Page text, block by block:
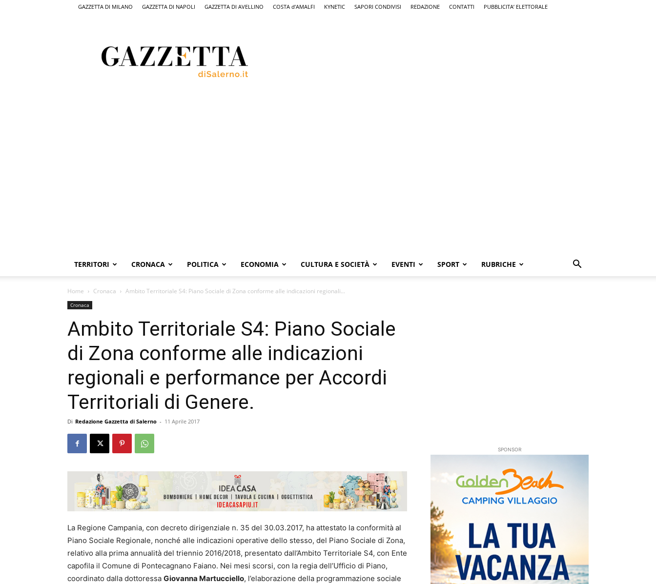
GAZZETTA DI MILANO GAZZETTA DI NAPOLI GAZZETTA DI AVELLINO COSTA d’AMALFI KYNETIC SAPORI CONDIVISI REDAZIONE CONTATTI PUBBLICITA’ ELETTORALE
Salerno,
il
quotidiano
TERRITORI CRONACA POLITICA ECONOMIA CULTURA E SOCIETÀ EVENTI SPORT RUBRICHE
Home Cronaca Ambito Territoriale S4: Piano Sociale di Zona conforme alle indicazioni regionali...
Cronaca
Ambito Territoriale S4: Piano Sociale
di Zona conforme alle indicazioni
regionali e performance per Accordi
Territoriali di Genere.
Di Redazione Gazzetta di Salerno - 11 Aprile 2017
La Regione Campania, con decreto dirigenziale n. 35 del 30.03.2017, ha attestato la conformità al
Piano Sociale Regionale, nonché alle indicazioni operative dello stesso, del Piano Sociale di Zona,
relativo alla prima annualità del triennio 2016/2018, presentato dall’Ambito Territoriale S4, con Ente
capofila il Comune di Pontecagnano Faiano. Nei mesi scorsi, con la regia dell’Ufficio di Piano,
coordinato dalla dottoressa Giovanna Martucciello, l’elaborazione della programmazione sociale
SPONSOR